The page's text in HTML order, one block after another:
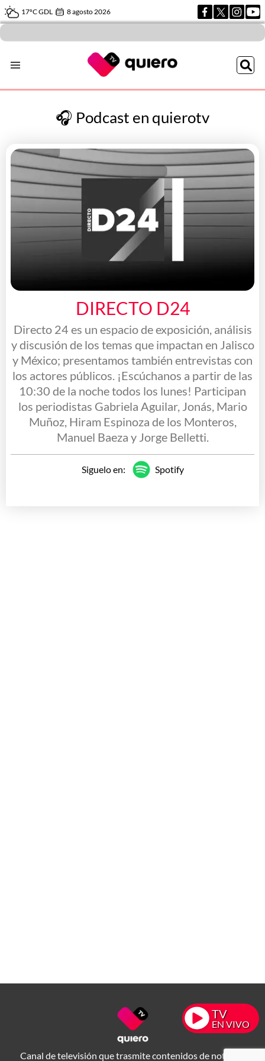
17ºC GDL 8 agosto 2026
TV
EN VIVO
🎧 Podcast en quierotv
DIRECTO D24
Directo 24 es un espacio de exposición, análisis
y discusión de los temas que impactan en Jalisco
y México; presentamos también entrevistas con
los actores públicos. ¡Escúchanos a partir de las
10:30 de la noche todos los lunes! Participan
los periodistas Gabriela Aguilar, Jonás, Mario
Muñoz, Hiram Espinoza de los Monteros,
Manuel Baeza y Jorge Belletti.
Siguelo en: Spotify
Canal de televisión que trasmite contenidos de noticias,